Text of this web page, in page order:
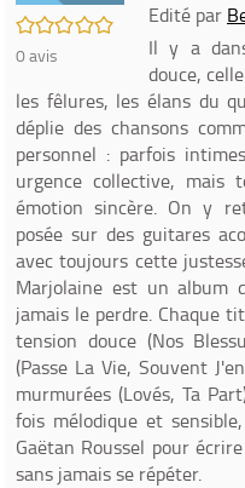
/5
0avis
Edité par
Il y a
douce,
les fêlures, les élans du
déplie des chansons
personnel : parfois
urgence collective, mais
émotion sincère. On y
posée sur des guitares
avec toujours cette
Marjolaine est un album
jamais le perdre. Chaque
tension douce (Nos
(Passe La Vie, Souvent
murmurées (Lovés, Ta
fois mélodique et
Gaëtan Roussel pour
sans jamais se répéter.